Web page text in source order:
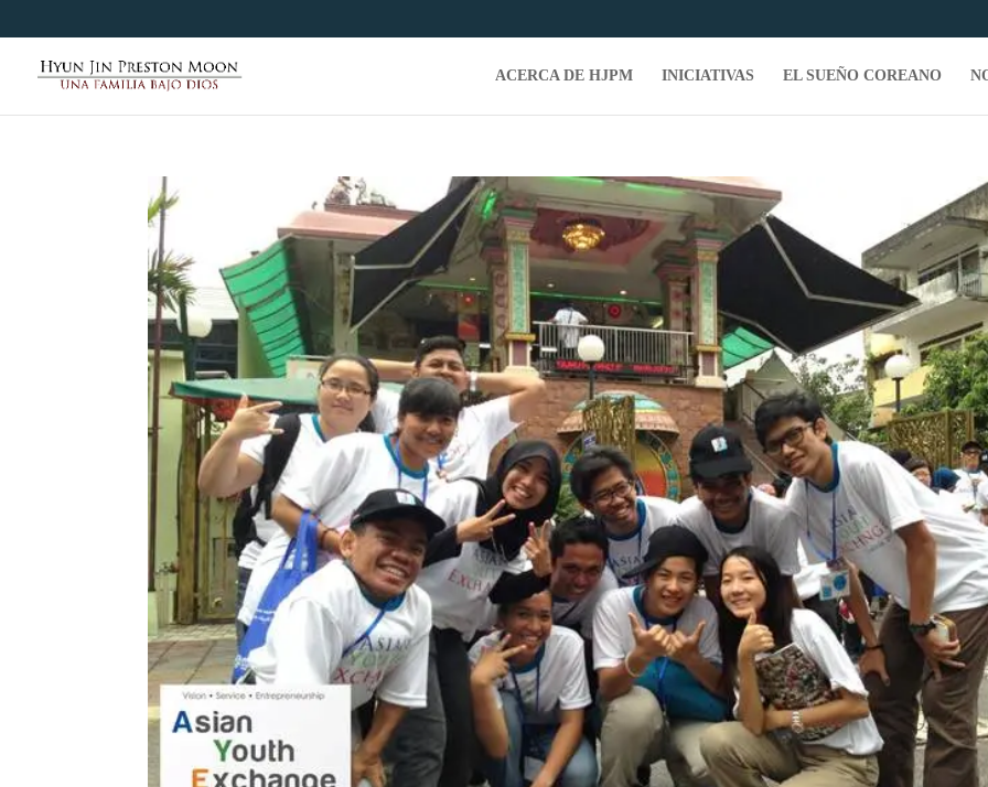
ACERCA DE HJPM INICIATIVAS EL SUEÑO COREANO